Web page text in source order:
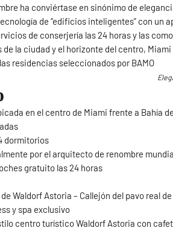
ha conviértase en sinónimo de
de “edificios inteligentes” con
de conserjería las 24 horas y las
la ciudad y el horizonte del centro,
residencias seleccionados por BAMO
en el centro de Miami frente a Bahía
dormitorios
por el arquitecto de renombre
gratuito las 24 horas
Waldorf Astoria – Callejón del pavo real
y spa exclusivo
centro turístico Waldorf Astoria con